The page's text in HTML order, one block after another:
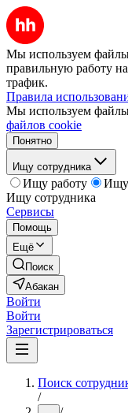
Мы используем файлы
правильную работу
трафик.
Правила
Мы используем
файлов cookie
Понятно
Ищу сотрудника
Ищу работу
Ищу
Ищу сотрудника
Сервисы
Помощь
Ещё
Поиск
Абакан
Войти
Войти
Зарегистрироваться
Поиск
/